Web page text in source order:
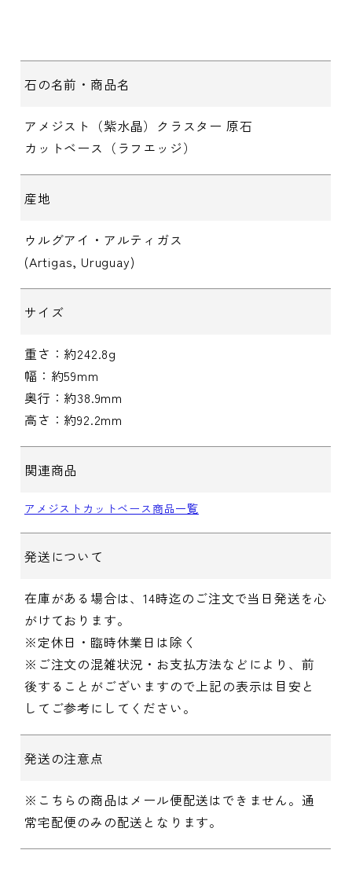
石の名前・商品名
アメジスト（紫水晶）クラスター 原石
カットベース（ラフエッジ）
産地
ウルグアイ・アルティガス
(Artigas, Uruguay)
サイズ
重さ：約242.8g
幅：約59mm
奥行：約38.9mm
高さ：約92.2mm
関連商品
アメジストカットベース商品一覧
発送について
在庫がある場合は、14時迄のご注文で当日発送を心
がけております。
※定休日・臨時休業日は除く
※ご注文の混雑状況・お支払方法などにより、前
後することがございますので上記の表示は目安と
してご参考にしてください。
発送の注意点
※こちらの商品はメール便配送はできません。通
常宅配便のみの配送となります。